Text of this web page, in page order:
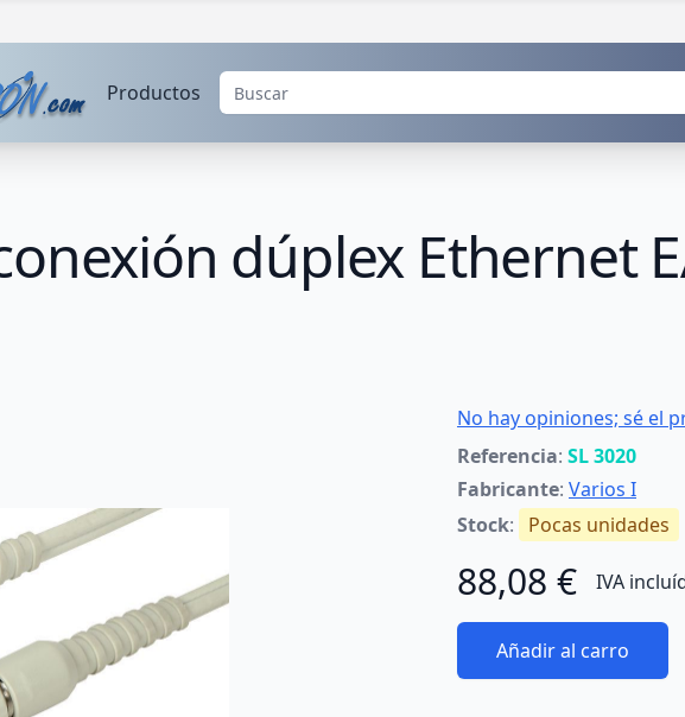
Productos
dúplex Ethernet
No hay opiniones; sé el
Referencia: SL 3020
Fabricante: Varios I
Stock: Pocas unidades
88,08 € IVA
Añadir al carro